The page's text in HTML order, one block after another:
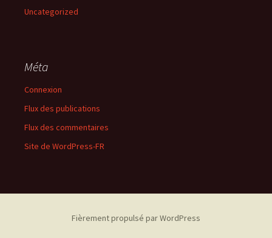
Uncategorized
Méta
Connexion
Flux des publications
Flux des commentaires
Site de WordPress-FR
Fièrement propulsé par WordPress